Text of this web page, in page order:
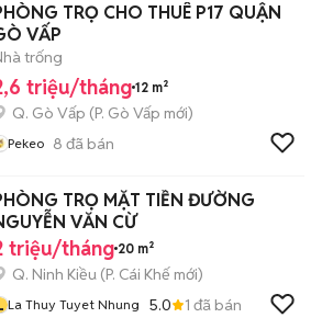
TRỌ CHO THUÊ P17 QUẬN
VẤP
trống
triệu/tháng 12 m²
Q. Gò Vấp (P. Gò Vấp mới)
Pekeo 8 đã bán
TRỌ MẶT TIỀN ĐƯỜNG
VĂN CỪ
triệu/tháng 20 m²
Q. Ninh Kiều (P. Cái Khế mới)
La Thuy Tuyet Nhung 5.0 1 đã bán